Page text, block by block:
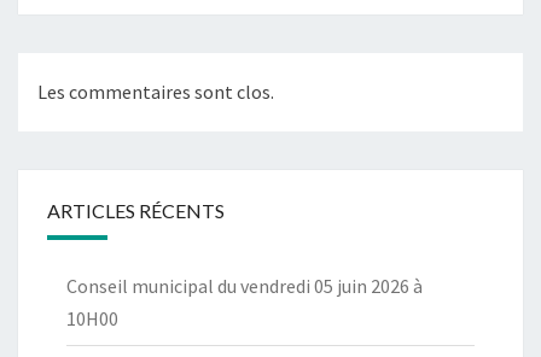
Les commentaires sont clos.
ARTICLES RÉCENTS
Conseil municipal du vendredi 05 juin 2026 à
10H00